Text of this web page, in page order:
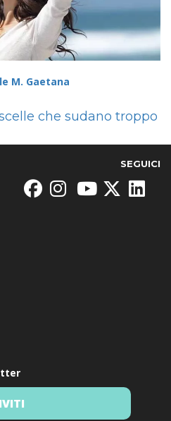
M. Gaetana
che sudano troppo
SEGUICI